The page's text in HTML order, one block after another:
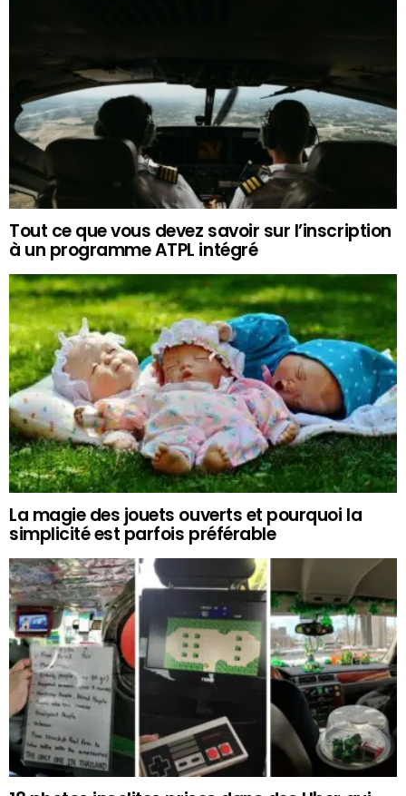
Tout ce que vous devez savoir sur l’inscription
à un programme ATPL intégré
La magie des jouets ouverts et pourquoi la
simplicité est parfois préférable